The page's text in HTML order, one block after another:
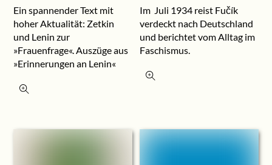
Ein spannender Text mit
hoher Aktualität: Zetkin
und Lenin zur
»Frauenfrage«. Auszüge aus
»Erinnerungen an Lenin«
Im Juli 1934 reist Fučík
verdeckt nach Deutschland
und berichtet vom Alltag im
Faschismus.